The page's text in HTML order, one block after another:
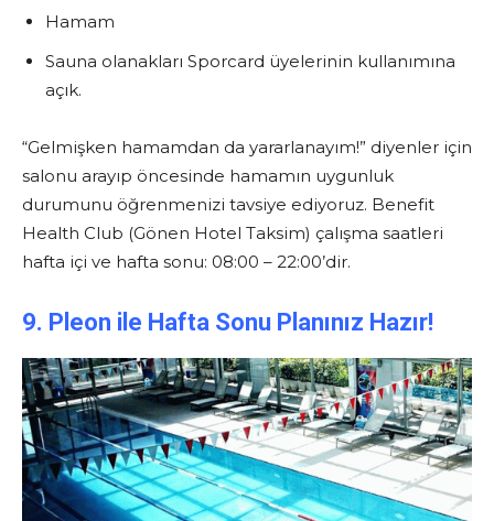
Hamam
Sauna olanakları Sporcard üyelerinin kullanımına
açık.
“Gelmişken hamamdan da yararlanayım!” diyenler için
salonu arayıp öncesinde hamamın uygunluk
durumunu öğrenmenizi tavsiye ediyoruz. Benefit
Health Club (Gönen Hotel Taksim) çalışma saatleri
hafta içi ve hafta sonu: 08:00 – 22:00’dir.
9. Pleon ile Hafta Sonu Planınız Hazır!